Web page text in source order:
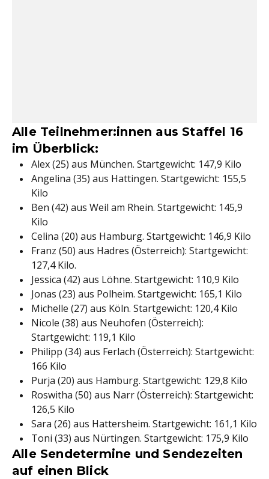
Alle Teilnehmer:innen aus Staffel 16
im Überblick:
Alex (25) aus München. Startgewicht: 147,9 Kilo
Angelina (35) aus Hattingen. Startgewicht: 155,5
Kilo
Ben (42) aus Weil am Rhein. Startgewicht: 145,9
Kilo
Celina (20) aus Hamburg. Startgewicht: 146,9 Kilo
Franz (50) aus Hadres (Österreich): Startgewicht:
127,4 Kilo.
Jessica (42) aus Löhne. Startgewicht: 110,9 Kilo
Jonas (23) aus Polheim. Startgewicht: 165,1 Kilo
Michelle (27) aus Köln. Startgewicht: 120,4 Kilo
Nicole (38) aus Neuhofen (Österreich):
Startgewicht: 119,1 Kilo
Philipp (34) aus Ferlach (Österreich): Startgewicht:
166 Kilo
Purja (20) aus Hamburg. Startgewicht: 129,8 Kilo
Roswitha (50) aus Narr (Österreich): Startgewicht:
126,5 Kilo
Sara (26) aus Hattersheim. Startgewicht: 161,1 Kilo
Toni (33) aus Nürtingen. Startgewicht: 175,9 Kilo
Alle Sendetermine und Sendezeiten
auf einen Blick